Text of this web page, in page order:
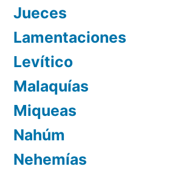
Jueces
Lamentaciones
Levítico
Malaquías
Miqueas
Nahúm
Nehemías